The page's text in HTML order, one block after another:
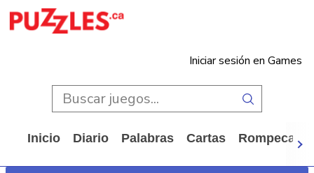
Iniciar sesión en Games
Inicio Diario Palabras Cartas